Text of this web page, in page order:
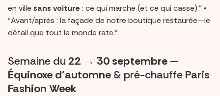
en ville sans voiture : ce qui marche (et ce qui casse).” •
“Avant/après : la façade de notre boutique restaurée—le
détail que tout le monde rate.”
Semaine du 22 → 30 septembre —
Équinoxe d’automne & pré-chauffe Paris
Fashion Week